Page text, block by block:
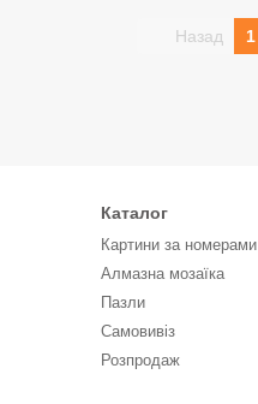
Назад 1
Каталог
Картини за номерами
Алмазна мозаїка
Пазли
Самовивіз
Розпродаж